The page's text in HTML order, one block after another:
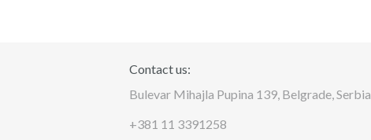
Contact us:
Bulevar Mihajla Pupina 139, Belgrade, Serbia
+381 11 3391258